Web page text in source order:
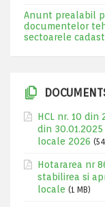
Anunt prealabil
documentelor
sectoarele
HCL nr. 10 din
din
locale 2026
Hotararea nr
stabilirea si
locale (1 MB)